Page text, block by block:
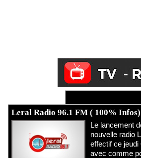
Leral Radio 96.1 FM ( 100% Infos)
Le lancement
nouvelle radio
effectif ce jeudi
avec comme